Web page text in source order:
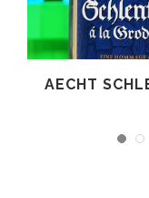
AECHT